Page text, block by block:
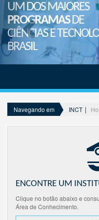
UM DOS MAIORES
PROGRAMASDE
CIÊNCIAS E
BRASIL
Navegando em INCT
ENCONTRE UM
Clique no botão abaixo e
Área de Conhecimento.